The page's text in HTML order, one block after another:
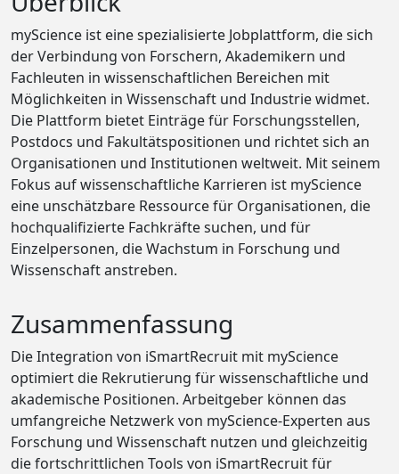
myScience ist eine spezialisierte Jobplattform, die sich
der Verbindung von Forschern, Akademikern und
Fachleuten in wissenschaftlichen Bereichen mit
Möglichkeiten in Wissenschaft und Industrie widmet.
Die Plattform bietet Einträge für Forschungsstellen,
Postdocs und Fakultätspositionen und richtet sich an
Organisationen und Institutionen weltweit. Mit seinem
Fokus auf wissenschaftliche Karrieren ist myScience
eine unschätzbare Ressource für Organisationen, die
hochqualifizierte Fachkräfte suchen, und für
Einzelpersonen, die Wachstum in Forschung und
Wissenschaft anstreben.
Zusammenfassung
Die Integration von iSmartRecruit mit myScience
optimiert die Rekrutierung für wissenschaftliche und
akademische Positionen. Arbeitgeber können das
umfangreiche Netzwerk von myScience-Experten aus
Forschung und Wissenschaft nutzen und gleichzeitig
die fortschrittlichen Tools von iSmartRecruit für